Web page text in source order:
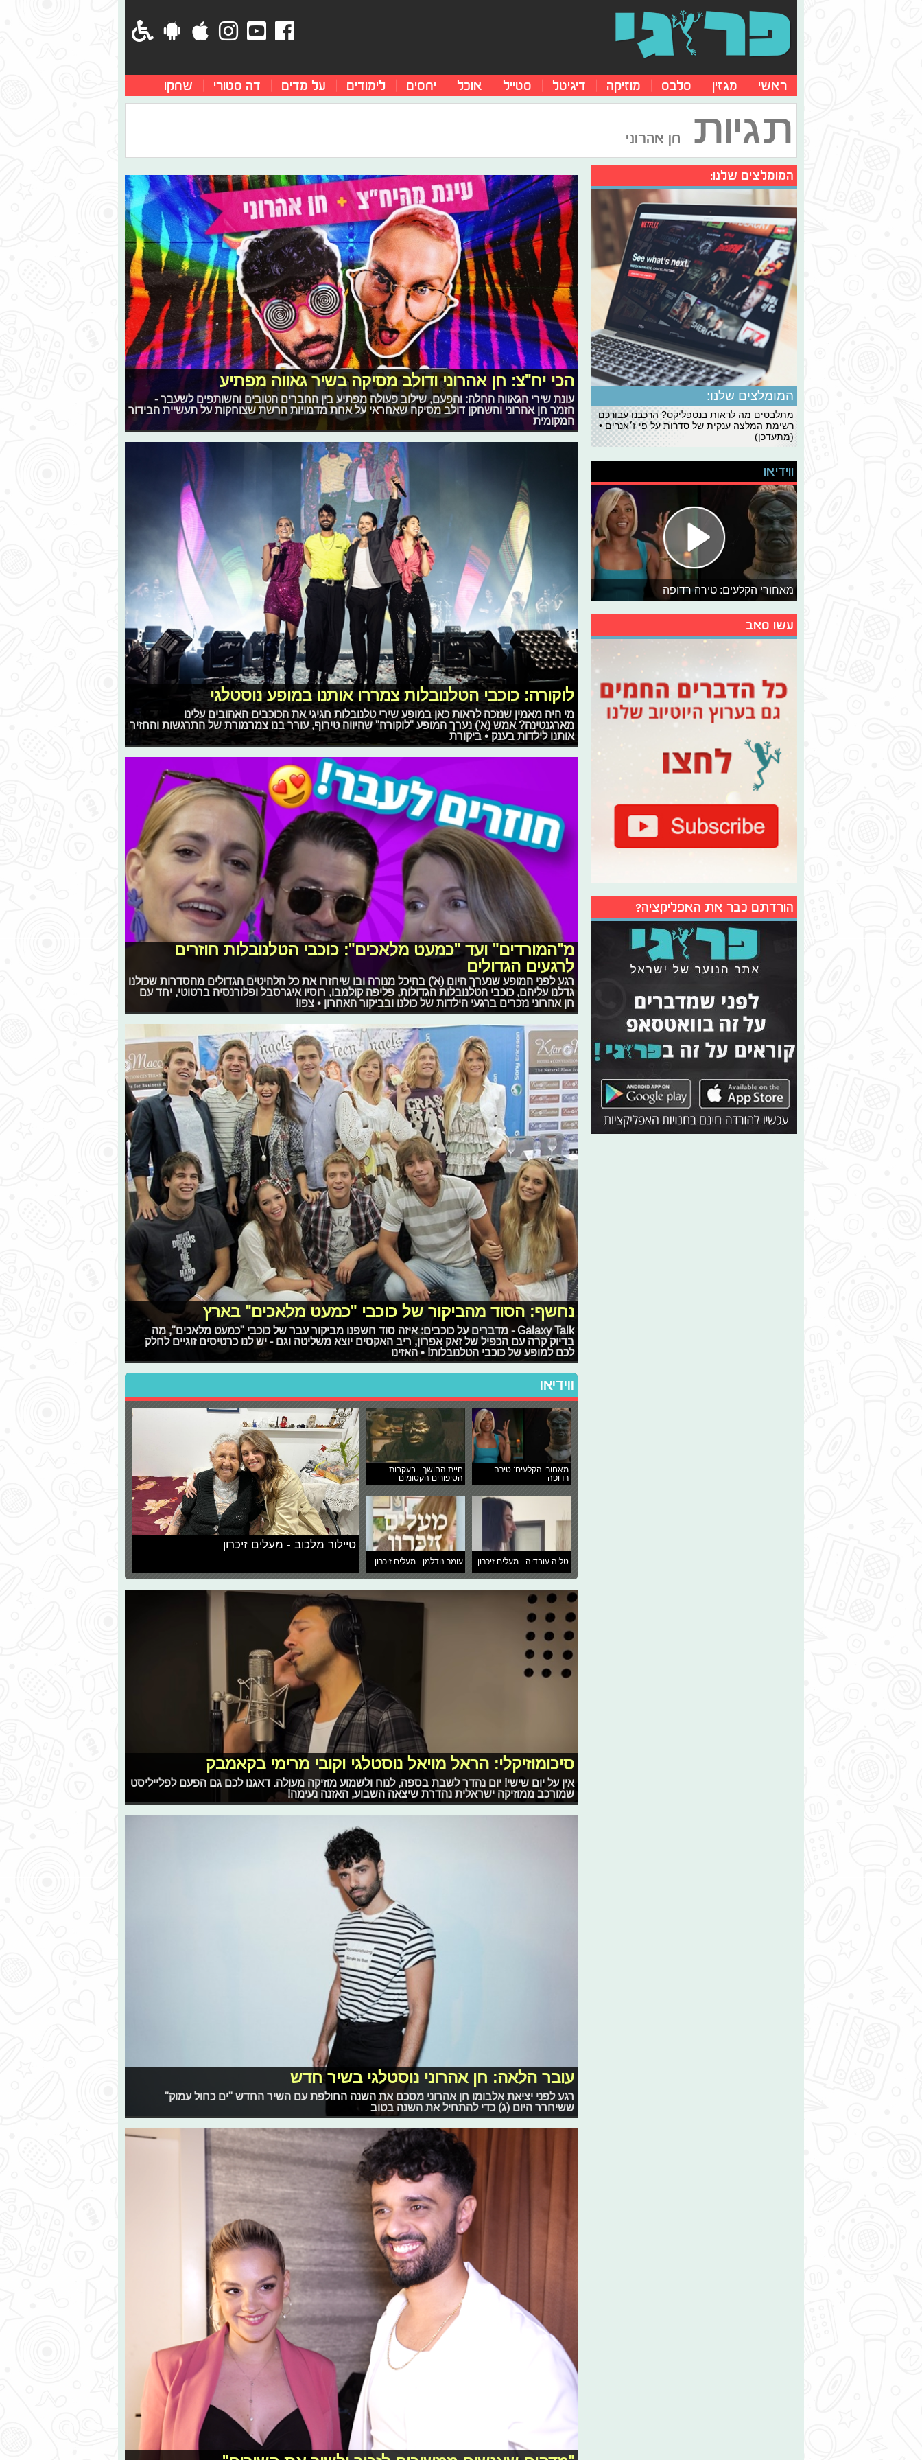
ראשי מגזין סלבס מוזיקה דיגיטל סטייל אוכל יחסים לימודים על מדים דה סטורי שחקו
תגיות חן אהרוני
הכי יח"צ: חן אהרוני ודולב מסיקה בשיר גאווה מפתיע
עונת שירי הגאווה החלה: והפעם, שילוב פעולה מפתיע בין החברים הטובים והשותפים לשעבר -
הזמר חן אהרוני והשחקן דולב מסיקה שאחראי על אחת מדמויות הרשת שצוחקות על תעשיית הבידור
המקומית
לוקורה: כוכבי הטלנובלות צמררו אותנו במופע נוסטלגי
מי היה מאמין שנזכה לראות כאן במופע שירי טלנובלות חגיגי את הכוכבים האהובים עלינו
מארגנטינה? אמש (א') נערך המופע "לוקורה" שהיווה טירוף, עורר בנו צמרמורת של התרגשות והחזיר
אותנו לילדות בענק • ביקורת
מ"המורדים" ועד "כמעט מלאכים": כוכבי הטלנובלות חוזרים
לרגעים הגדולים
רגע לפני המופע שנערך היום (א') בהיכל מנורה ובו שיחזרו את כל הלהיטים הגדולים מהסדרות שכולנו
גדלנו עליהם, כוכבי הטלנובלות הגדולות, פליפה קולמבו, רוסיו איגרסבל ופלורנסיה ברטוטי, יחד עם
חן אהרוני נזכרים ברגעי הילדות של כולנו ובביקור האחרון • צפו!
נחשף: הסוד מהביקור של כוכבי "כמעט מלאכים" בארץ
Galaxy Talk - מדברים על כוכבים: איזה סוד חשפנו מביקור עבר של כוכבי "כמעט מלאכים", מה
בדיוק קרה עם הכפיל של זאק אפרון, ריב האקסים יוצא משליטה וגם - יש לנו כרטיסים זוגיים לחלק
לכם למופע של כוכבי הטלנובלות! • האזינו
ווידיאו
מאחורי הקלעים: טירה
רדופה
חיית החושך - בעקבות
הסיפורים הקסומים
טליה עובדיה - מעלים זיכרון עומר נודלמן - מעלים זיכרון
טיילור מלכוב - מעלים זיכרון
סיכומוזיקלי: הראל מויאל נוסטלגי וקובי מרימי בקאמבק
אין על יום שישי! יום נהדר לשבת בספה, לנוח ולשמוע מוזיקה מעולה. דאגנו לכם גם הפעם לפלייליסט
שמורכב ממוזיקה ישראלית נהדרת שיצאה השבוע, האזנה נעימה!
עובר הלאה: חן אהרוני נוסטלגי בשיר חדש
רגע לפני יציאת אלבומו חן אהרוני מסכם את השנה החולפת עם השיר החדש "ים כחול עמוק"
ששיחרר היום (ג) כדי להתחיל את השנה בטוב
המומלצים שלנו:
המומלצים שלנו:
מתלבטים מה לראות בנטפליקס? הרכבנו עבורכם
רשימת המלצה ענקית של סדרות על פי ז׳אנרים •
(מתעדכן)
ווידיאו
מאחורי הקלעים: טירה רדופה
עשו סאב
הורדתם כבר את האפליקציה?